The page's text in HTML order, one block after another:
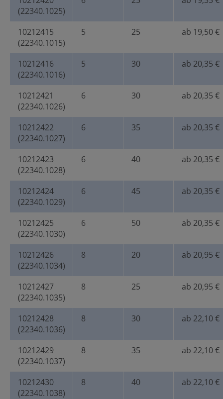
(22340.1025)
10212415
(22340.1015)
5 25 ab 19,50 €
10212416
(22340.1016)
5 30 ab 20,35 €
10212421
(22340.1026)
6 30 ab 20,35 €
10212422
(22340.1027)
6 35 ab 20,35 €
10212423
(22340.1028)
6 40 ab 20,35 €
10212424
(22340.1029)
6 45 ab 20,35 €
10212425
(22340.1030)
6 50 ab 20,35 €
10212426
(22340.1034)
8 20 ab 20,95 €
10212427
(22340.1035)
8 25 ab 20,95 €
10212428
(22340.1036)
8 30 ab 22,10 €
10212429
(22340.1037)
8 35 ab 22,10 €
10212430
(22340.1038)
8 40 ab 22,10 €